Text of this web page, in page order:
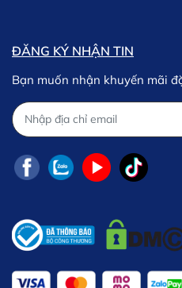
ĐĂNG KÝ NHẬN TIN
Bạn muốn nhận khuyến mãi